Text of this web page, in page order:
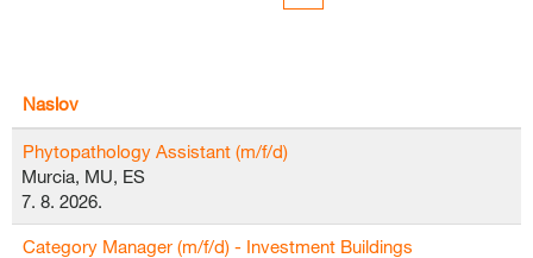
Naslov
Phytopathology Assistant (m/f/d)
Murcia, MU, ES
7. 8. 2026.
Category Manager (m/f/d) - Investment Buildings